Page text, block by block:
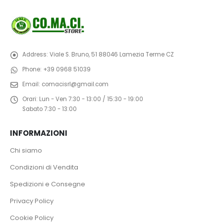
Address: Viale S. Bruno, 51 88046 Lamezia Terme CZ
Phone: +39 0968 51039
Email: comacisrl@gmail.com
Orari: Lun - Ven 7:30 - 13:00 / 15:30 - 19:00
Sabato 7:30 - 13:00
INFORMAZIONI
Chi siamo
Condizioni di Vendita
Spedizioni e Consegne
Privacy Policy
Cookie Policy